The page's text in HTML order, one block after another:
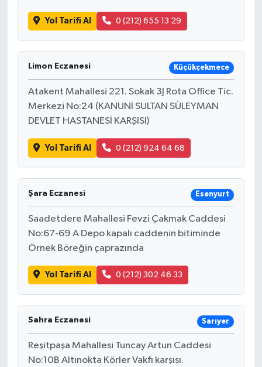
Yol Tarifi Al 0 (212) 655 13 29
Limon Eczanesi Küçükçekmece
Atakent Mahallesi 221. Sokak 3J Rota Office Tic.
Merkezi No:24 (KANUNİ SULTAN SÜLEYMAN
DEVLET HASTANESİ KARŞISI)
Yol Tarifi Al 0 (212) 924 64 68
Şara Eczanesi Esenyurt
Saadetdere Mahallesi Fevzi Çakmak Caddesi
No:67-69 A Depo kapalı caddenin bitiminde
Örnek Böreğin çaprazında
Yol Tarifi Al 0 (212) 302 46 33
Sahra Eczanesi Sarıyer
Reşitpaşa Mahallesi Tuncay Artun Caddesi
No:10B Altınokta Körler Vakfı karşısı.